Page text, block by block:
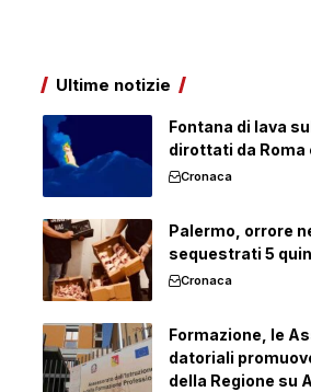
Ultime notizie
Fontana di lava
dirottati da Roma
Cronaca
Palermo, orrore
sequestrati 5
Cronaca
Formazione, le
datoriali
della Regione su